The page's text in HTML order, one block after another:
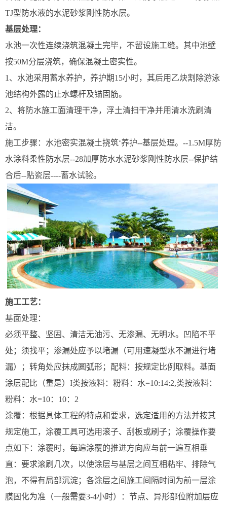
TJ型防水液的水泥砂浆刚性防水层。
基层处理：
水池一次性连续浇筑混凝土完毕，不留设施工缝。其中池壁
按50M分层浇筑，确保混凝土密实性。
1、水池采用蓄水养护，养护期15小时，其后用乙炔割除游泳
池结构外露的止水螺杆及锚固筋。
2、将防水施工面清理干净，浮土清扫干净并用清水洗刷清
洁。
施工步骤：水池密实混凝土挠筑‘养护--基层处理。--1.5M厚防
水涂料柔性防水层--28加厚防水水泥砂浆刚性防水层--保护结
合后--贴瓷层----蓄水试验。
施工工艺：
基面处理：
必须平整、坚固、清洁无油污、无渗漏、无明水。凹陷不平
处；须找平；渗漏处应予以堵漏（可用速凝型水不漏进行堵
漏）；转角处应抹成圆弧形；配料：按规定比例取料。基面
涂层配比（重是）I类按液料：粉料：水=10:14:2,类按液料：
粉料：水=10：10：2
涂覆：根据具体工程的特点和要求，选定适用的方法并按其
规定施工，涂覆工具可选用滚子、刮板或刷子；涂覆操作要
点如下：涂覆时，每遍涂覆的推进方向应与前一遍互相垂
直：要求滚刷几次，以使涂层与基层之间互相粘牢、排除气
泡，不得有局部沉淀；各涂层之间施工间隔时间为前一层涂
膜固化为准（一般需要3-4小时）：节点、异形部位附加层应